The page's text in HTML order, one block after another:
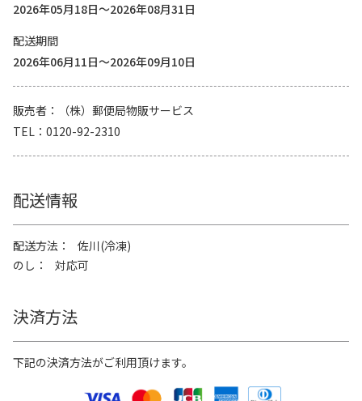
2026年05月18日～2026年08月31日
配送期間
2026年06月11日～2026年09月10日
販売者
（株）郵便局物販サービス
TEL
0120-92-2310
配送情報
配送方法
佐川(冷凍)
のし
対応可
決済方法
下記の決済方法がご利用頂けます。